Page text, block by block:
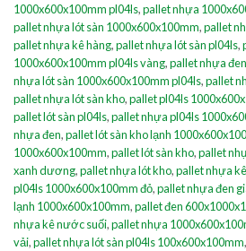
1000x600x100mm pl04ls,pallet nhựa
pallet nhựa lót sàn 1000x600x100mm,pallet
pallet nhựa kê hàng,pallet nhựa lót sàn pl04ls,
1000x600x100mm pl04ls vàng,pallet nhựa
nhựa lót sàn 1000x600x100mm pl04ls,pallet
pallet nhựa lót sàn kho,pallet pl04ls
pallet lót sàn pl04ls,pallet nhựa pl04ls
nhựa đen,pallet lót sàn kho lạnh
1000x600x100mm,pallet lót sàn kho,pallet
xanh dương,pallet nhựa lót kho,pallet nhựa
pl04ls 1000x600x100mm đỏ,pallet nhựa đen
lạnh 1000x600x100mm,pallet đen
nhựa kê nước suối,pallet nhựa
vải,pallet nhựa lót sàn pl04ls 100x600x100mm,